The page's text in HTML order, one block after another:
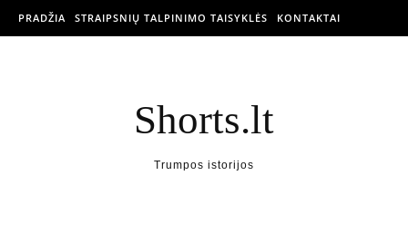
PRADŽIA STRAIPSNIŲ TALPINIMO TAISYKLĖS KONTAKTAI
Shorts.lt
Trumpos istorijos